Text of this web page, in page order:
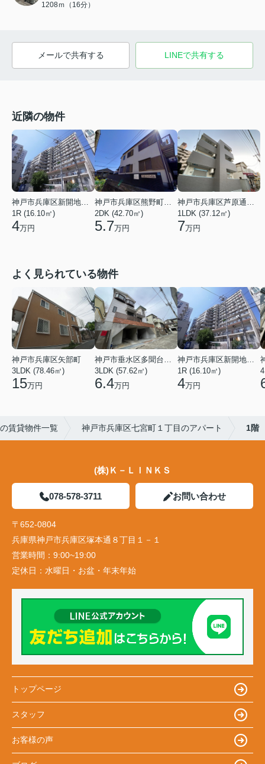
1208ｍ（16分）
メールで共有する LINEで共有する
近隣の物件
神戸市兵庫区新開地１丁目
1R (16.10㎡)
4万円
神戸市兵庫区熊野町４丁目
2DK (42.70㎡)
5.7万円
神戸市兵庫区芦原通４丁目
1LDK (37.12㎡)
7万円
よく見られている物件
神戸市兵庫区矢部町
3LDK (78.46㎡)
15万円
神戸市垂水区多聞台２丁目
3LDK (57.62㎡)
6.4万円
神戸市兵庫区新開地１丁目
1R (16.10㎡)
4万円
賃貸物件一覧 神戸市兵庫区七宮町１丁目のアパート 1階
(株)Ｋ－ＬＩＮＫＳ
078-578-3711 お問い合わせ
〒652-0804
兵庫県神戸市兵庫区塚本通８丁目１－１
営業時間： 9:00~19:00
定休日： 水曜日・お盆・年末年始
トップページ
スタッフ
お客様の声